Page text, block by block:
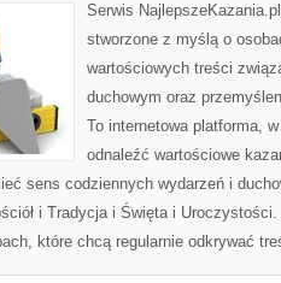
Serwis
stworzone z myślą o
wartościowych treści
duchowym oraz
To internetowa platforma,
odnaleźć wartościowe
sens codziennych wydarzeń i
i Tradycja i Święta i
które chcą regularnie odkrywać